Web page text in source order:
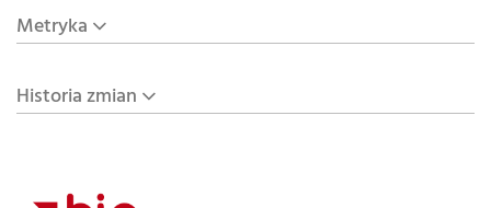
Metryka
Historia zmian